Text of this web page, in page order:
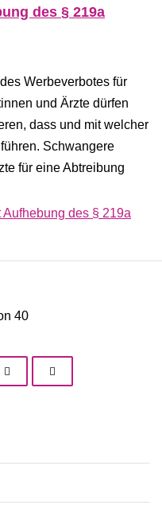
des § 219a
Werbeverbotes für
und Ärzte dürfen
dass und mit welcher
Schwangere
für eine Abtreibung
des § 219a
40